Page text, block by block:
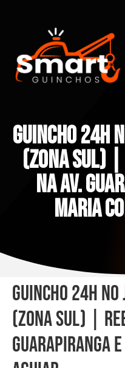
GUINCHO 24H
(ZONA SUL) |
NA AV.
MARIA
Guincho 24h
(Zona Sul) |
Guarapiranga